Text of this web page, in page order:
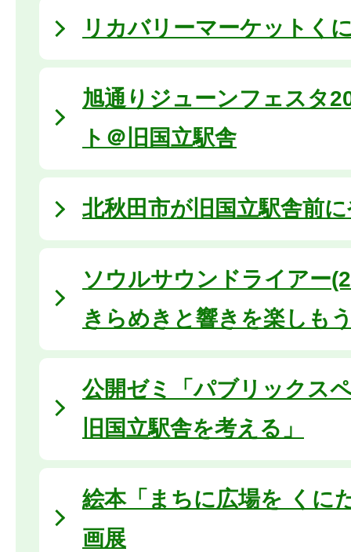
リカバリーマーケットく
旭通りジューンフェスタ
ト＠旧国立駅舎
北秋田市が旧国立駅舎前
ソウルサウンドライアー
きらめきと響きを楽しも
公開ゼミ「パブリックス
旧国立駅舎を考える」
絵本「まちに広場を くに
画展